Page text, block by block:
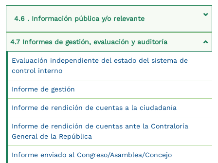
4.6 . Información pública y/o relevante
4.7 Informes de gestión, evaluación y auditoría
Evaluación independiente del estado del sistema de
control interno
Informe de gestión
Informe de rendición de cuentas a la ciudadanía
Informe de rendición de cuentas ante la Contraloría
General de la República
Informe enviado al Congreso/Asamblea/Concejo